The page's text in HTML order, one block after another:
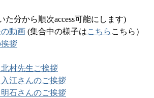
た分から順次access可能にします)
動画 (集合中の様子はこちら こちら）
拶
村先生ご挨拶
江さんのご挨拶
石さんのご挨拶